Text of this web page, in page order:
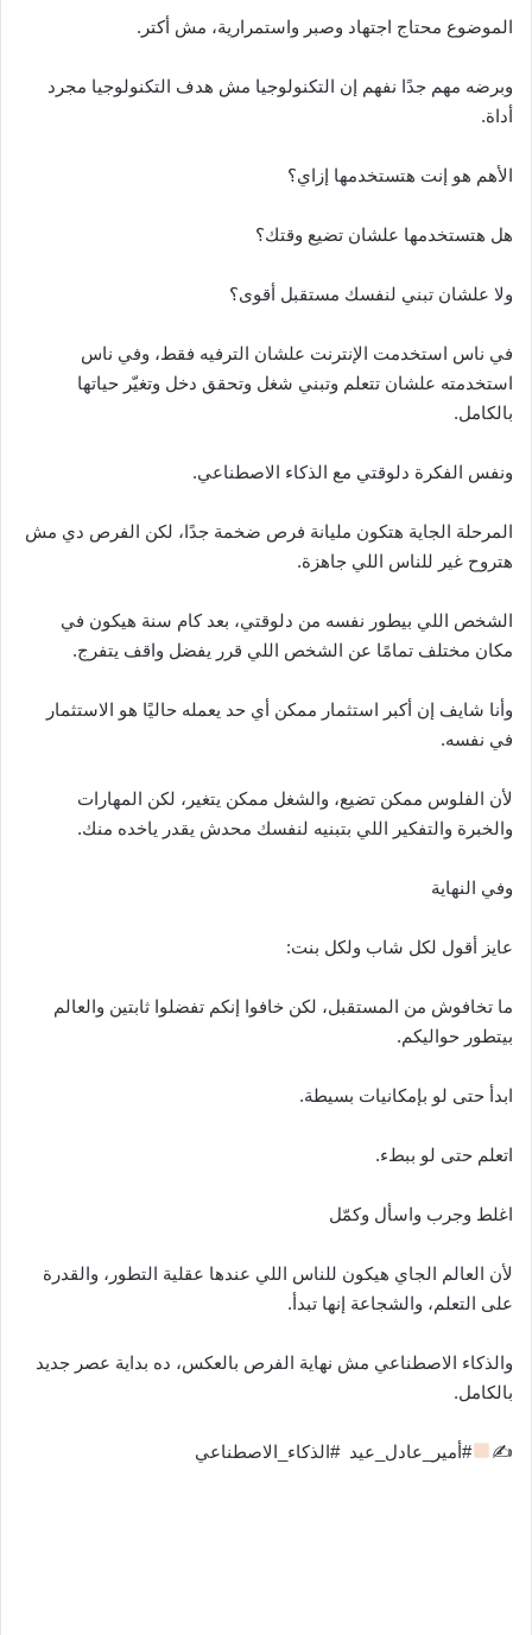
الموضوع محتاج اجتهاد وصبر واستمرارية، مش أكتر.
وبرضه مهم جدًا نفهم إن التكنولوجيا مش هدف التكنولوجيا مجرد
أداة.
الأهم هو إنت هتستخدمها إزاي؟
هل هتستخدمها علشان تضيع وقتك؟
ولا علشان تبني لنفسك مستقبل أقوى؟
في ناس استخدمت الإنترنت علشان الترفيه فقط، وفي ناس
استخدمته علشان تتعلم وتبني شغل وتحقق دخل وتغيّر حياتها
بالكامل.
ونفس الفكرة دلوقتي مع الذكاء الاصطناعي.
المرحلة الجاية هتكون مليانة فرص ضخمة جدًا، لكن الفرص دي مش
هتروح غير للناس اللي جاهزة.
الشخص اللي بيطور نفسه من دلوقتي، بعد كام سنة هيكون في
مكان مختلف تمامًا عن الشخص اللي قرر يفضل واقف يتفرج.
وأنا شايف إن أكبر استثمار ممكن أي حد يعمله حاليًا هو الاستثمار
في نفسه.
لأن الفلوس ممكن تضيع، والشغل ممكن يتغير، لكن المهارات
والخبرة والتفكير اللي بتبنيه لنفسك محدش يقدر ياخده منك.
وفي النهاية
عايز أقول لكل شاب ولكل بنت:
ما تخافوش من المستقبل، لكن خافوا إنكم تفضلوا ثابتين والعالم
بيتطور حواليكم.
ابدأ حتى لو بإمكانيات بسيطة.
اتعلم حتى لو ببطء.
اغلط وجرب واسأل وكمّل
لأن العالم الجاي هيكون للناس اللي عندها عقلية التطور، والقدرة
على التعلم، والشجاعة إنها تبدأ.
والذكاء الاصطناعي مش نهاية الفرص بالعكس، ده بداية عصر جديد
بالكامل.
✍ #أمير_عادل_عيد#الذكاء_الاصطناعي